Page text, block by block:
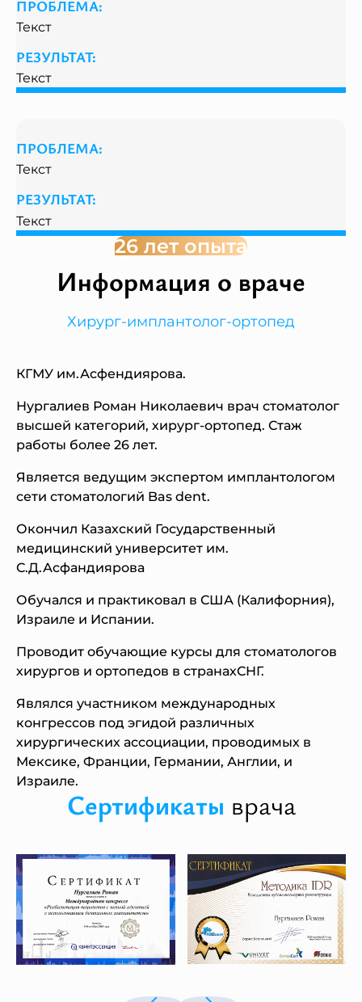
ПРОБЛЕМА:
Текст
РЕЗУЛЬТАТ:
Текст
ПРОБЛЕМА:
Текст
РЕЗУЛЬТАТ:
Текст
26 лет опыта
Информация о враче
Хирург-имплантолог-ортопед
КГМУ им.Асфендиярова.
Нургалиев Роман Николаевич врач стоматолог
высшей категорий, хирург-ортопед. Стаж
работы более 26 лет.
Является ведущим экспертом имплантологом
сети стоматологий Bas dent.
Окончил Казахский Государственный
медицинский университет им.
С.Д.Асфандиярова
Обучался и практиковал в США (Калифорния),
Израиле и Испании.
Проводит обучающие курсы для стоматологов
хирургов и ортопедов в странахСНГ.
Являлся участником международных
конгрессов под эгидой различных
хирургических ассоциации, проводимых в
Мексике, Франции, Германии, Англии, и
Израиле.
Сертификаты врача